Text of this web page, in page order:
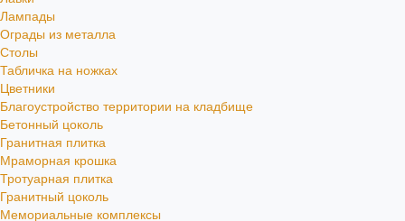
Лампады
Ограды из металла
Столы
Табличка на ножках
Цветники
Благоустройство территории на кладбище
Бетонный цоколь
Гранитная плитка
Мраморная крошка
Тротуарная плитка
Гранитный цоколь
Мемориальные комплексы